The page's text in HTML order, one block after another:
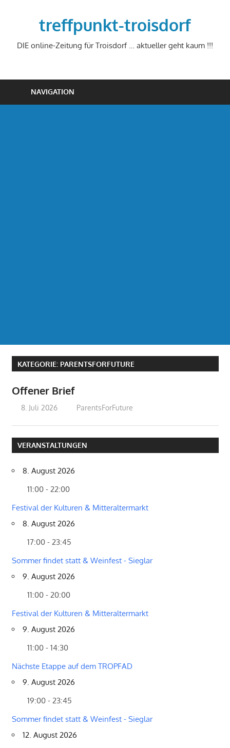
treffpunkt-troisdorf
DIE online-Zeitung für Troisdorf … aktueller geht kaum !!!
NAVIGATION
KATEGORIE: PARENTSFORFUTURE
Offener Brief
8. Juli 2026 treffpunkt
ParentsForFuture
VERANSTALTUNGEN
8. August 2026
11:00 - 22:00
Festival der Kulturen & Mitteraltermarkt
8. August 2026
17:00 - 23:45
Sommer findet statt & Weinfest - Sieglar
9. August 2026
11:00 - 20:00
Festival der Kulturen & Mitteraltermarkt
9. August 2026
11:00 - 14:30
Nächste Etappe auf dem TROPFAD
9. August 2026
19:00 - 23:45
Sommer findet statt & Weinfest - Sieglar
12. August 2026